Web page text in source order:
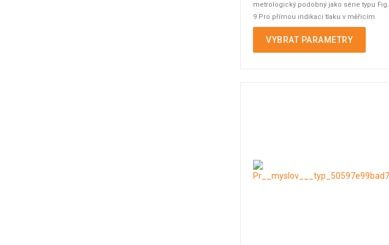
metrologický podobný jako série typu Fig.
9 Pro přímou indikaci tlaku v měřicím
bodu a současné ...
VYBRAT PARAMETRY